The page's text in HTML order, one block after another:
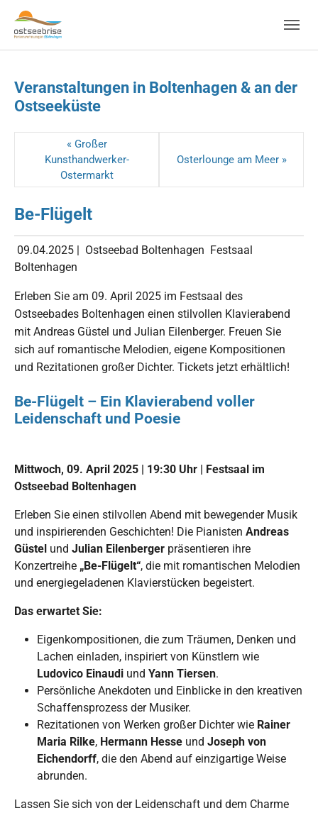
Skip to main navigation
Zum Hauptinhalt springen
Skip to page footer
Veranstaltungen in Boltenhagen & an der
Ostseeküste
« Großer
Kunsthandwerker-
Ostermarkt
Osterlounge am Meer »
Be-Flügelt
09.04.2025 | Ostseebad Boltenhagen Festsaal
Boltenhagen
Erleben Sie am 09. April 2025 im Festsaal des
Ostseebades Boltenhagen einen stilvollen Klavierabend
mit Andreas Güstel und Julian Eilenberger. Freuen Sie
sich auf romantische Melodien, eigene Kompositionen
und Rezitationen großer Dichter. Tickets jetzt erhältlich!
Be-Flügelt – Ein Klavierabend voller
Leidenschaft und Poesie
Mittwoch, 09. April 2025 | 19:30 Uhr | Festsaal im
Ostseebad Boltenhagen
Erleben Sie einen stilvollen Abend mit bewegender Musik
und inspirierenden Geschichten! Die Pianisten Andreas
Güstel und Julian Eilenberger präsentieren ihre
Konzertreihe „Be-Flügelt“, die mit romantischen Melodien
und energiegeladenen Klavierstücken begeistert.
Das erwartet Sie:
Eigenkompositionen, die zum Träumen, Denken und
Lachen einladen, inspiriert von Künstlern wie
Ludovico Einaudi und Yann Tiersen.
Persönliche Anekdoten und Einblicke in den kreativen
Schaffensprozess der Musiker.
Rezitationen von Werken großer Dichter wie Rainer
Maria Rilke, Hermann Hesse und Joseph von
Eichendorff, die den Abend auf einzigartige Weise
abrunden.
Lassen Sie sich von der Leidenschaft und dem Charme